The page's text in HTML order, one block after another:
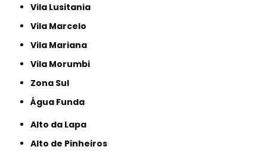
Vila Lusitania
Vila Marcelo
Vila Mariana
Vila Morumbi
Zona Sul
Água Funda
Alto da Lapa
Alto de Pinheiros